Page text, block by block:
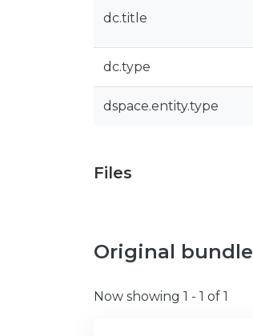
dc.title
dc.type
dspace.entity.type
Files
Original bundle
Now showing 1 - 1 of 1